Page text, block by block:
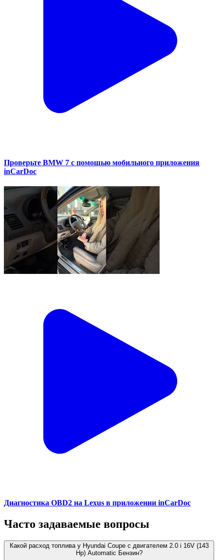
Проверьте BMW 7 с помощью мобильного приложения
inCarDoc
Диагностика OBD2 на Lexus в приложении inCarDoc
Часто задаваемые вопросы
Какой расход топлива у Hyundai Coupe с двигателем 2.0 i 16V (143
Hp) Automatic Бензин?